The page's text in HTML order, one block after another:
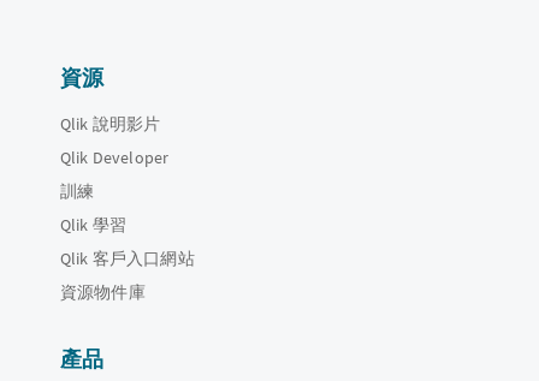
資源
Qlik 說明影片
Qlik Developer
訓練
Qlik 學習
Qlik 客戶入口網站
資源物件庫
產品